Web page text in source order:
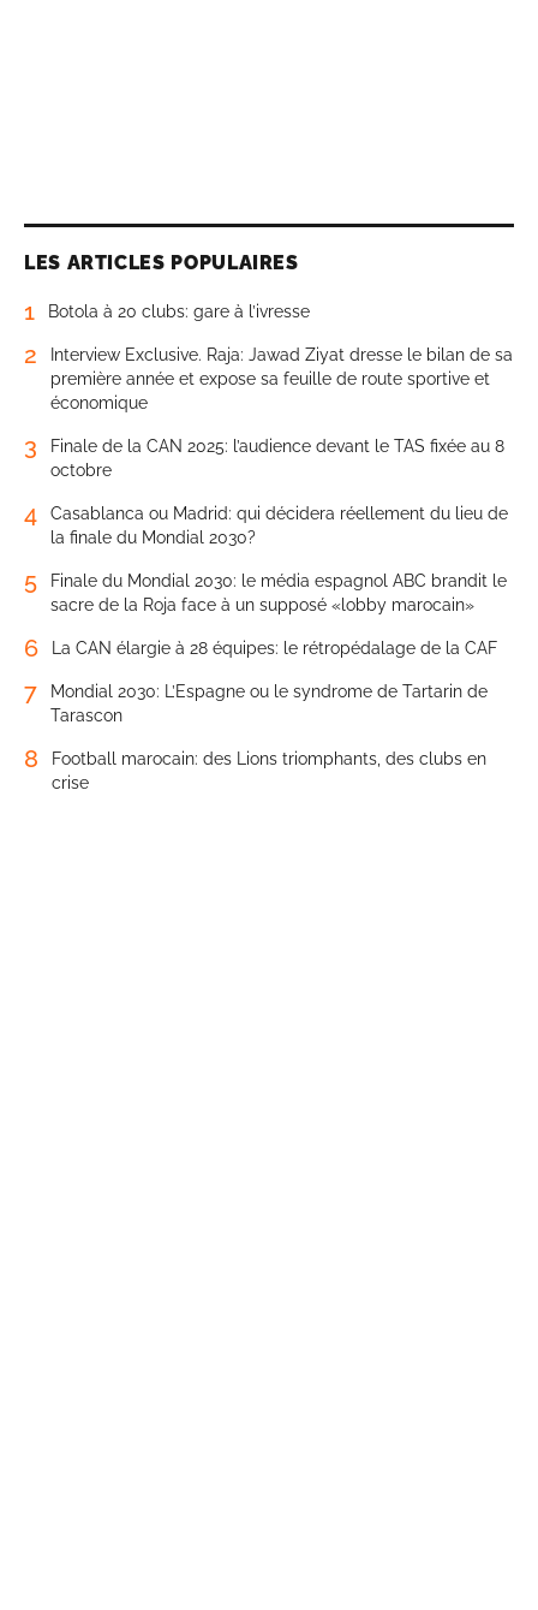
LES ARTICLES POPULAIRES
1 Botola à 20 clubs: gare à l’ivresse
2
Interview Exclusive. Raja: Jawad Ziyat dresse le bilan de sa
première année et expose sa feuille de route sportive et
économique
3
Finale de la CAN 2025: l’audience devant le TAS fixée au 8
octobre
4
Casablanca ou Madrid: qui décidera réellement du lieu de
la finale du Mondial 2030?
5
Finale du Mondial 2030: le média espagnol ABC brandit le
sacre de la Roja face à un supposé «lobby marocain»
6 La CAN élargie à 28 équipes: le rétropédalage de la CAF
7
Mondial 2030: L’Espagne ou le syndrome de Tartarin de
Tarascon
8
Football marocain: des Lions triomphants, des clubs en
crise